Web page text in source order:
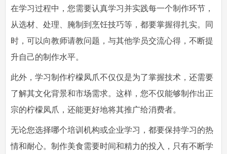
在学习过程中，您需要认真学习并实践每一个制作环节，
从选材、处理、腌制到烹饪技巧等，都要掌握得扎实。同
时，可以向教师请教问题，与其他学员交流心得，不断提
升自己的制作水平。
此外，学习制作柠檬凤爪不仅仅是为了掌握技术，还需要
了解其文化背景和市场需求。这样，您不仅能够制作出正
宗的柠檬凤爪，还能更好地将其推广给消费者。
无论您选择哪个培训机构或企业学习，都要保持学习的热
情和耐心。制作美食需要时间和精力的投入，只有不断学